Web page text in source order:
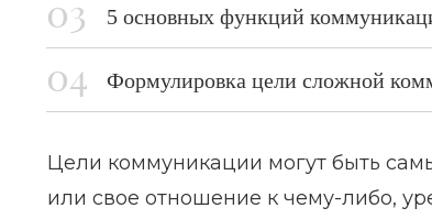
5 основных функций
Формулировка цели сложной
Цели коммуникации могут быть
или свое отношение к чему-либо,